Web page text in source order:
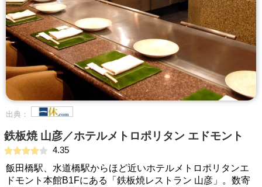
出典：
鉄板焼 山彦／ホテルメトロポリタン エドモント
4.35
飯田橋駅、水道橋駅からほど近いホテルメトロポリタンエ
ドモント本館B1Fにある「鉄板焼レストラン 山彦」。数寄